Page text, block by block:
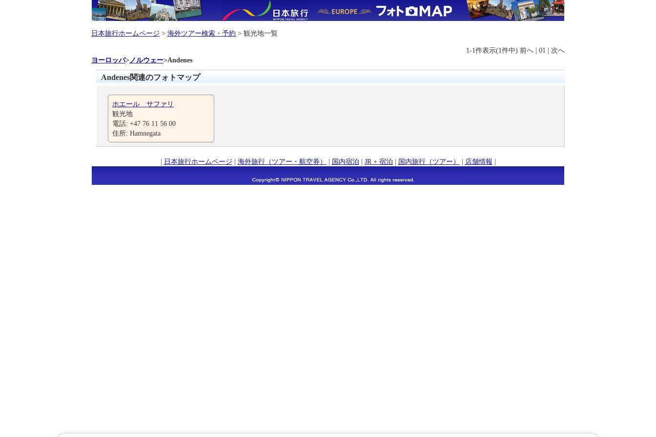
日本旅行ホームページ > 海外ツアー検索・予約 > 観光地一覧
1-1件表示(1件中) 前へ | 01 | 次へ
ヨーロッパ>ノルウェー>Andenes
Andenes関連のフォトマップ
ホエール サファリ
観光地
電話: +47 76 11 56 00
住所: Hamnegata
| 日本旅行ホームページ | 海外旅行（ツアー・航空券） | 国内宿泊 | JR + 宿泊 | 国内旅行（ツアー） | 店舗情報 |